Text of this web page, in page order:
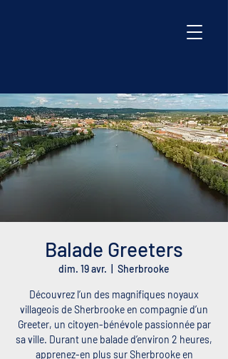
Balade Greeters
dim. 19 avr. Sherbrooke
Découvrez l’un des magnifiques noyaux
villageois de Sherbrooke en compagnie d’un
Greeter, un citoyen-bénévole passionnée par
sa ville. Durant une balade d’environ 2 heures,
apprenez-en plus sur Sherbrooke en